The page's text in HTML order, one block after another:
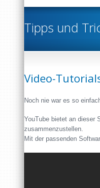
Tipps und
Video-
Noch nie war es so
YouTube bietet an dieser
zusammenzustellen.
Mit der passenden